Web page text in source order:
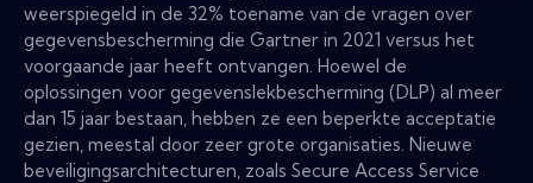
weerspiegeld in de 32% toename van de vragen over
gegevensbescherming die Gartner in 2021 versus het
voorgaande jaar heeft ontvangen. Hoewel de
oplossingen voor gegevenslekbescherming (DLP) al meer
dan 15 jaar bestaan, hebben ze een beperkte acceptatie
gezien, meestal door zeer grote organisaties. Nieuwe
beveiligingsarchitecturen, zoals Secure Access Service